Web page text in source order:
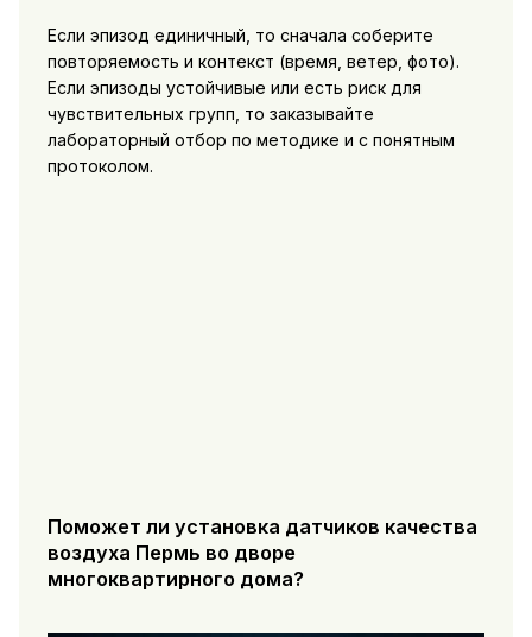
Если эпизод единичный, то сначала соберите
повторяемость и контекст (время, ветер, фото).
Если эпизоды устойчивые или есть риск для
чувствительных групп, то заказывайте
лабораторный отбор по методике и с понятным
протоколом.
Поможет ли установка датчиков качества
воздуха Пермь во дворе
многоквартирного дома?